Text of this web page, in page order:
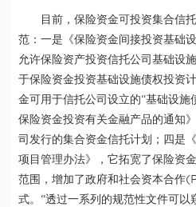
目前，保险资金可投资集合信托
范：一是《保险资金间接投资基础
允许保险资产投资信托公司基础设
于保险资金投资基础设施债权投资
金可用于信托公司设立的“基础设施
保险资金投资有关金融产品的通知
司发行的集合资金信托计划；四是
项目管理办法》，它拓宽了保险资
范围，增加了政府和社会资本合作
式。“透过一系列的规范性文件可